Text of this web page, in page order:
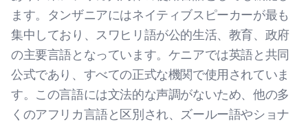
ます。タンザニアにはネイティブスピーカーが最も
集中しており、スワヒリ語が公的生活、教育、政府
の主要言語となっています。ケニアでは英語と共同
公式であり、すべての正式な機関で使用されていま
す。この言語には文法的な声調がないため、他の多
くのアフリカ言語と区別され、ズールー語やショナ